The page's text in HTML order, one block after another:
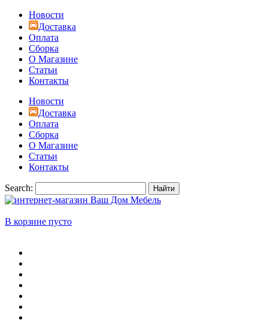
Новости
Доставка
Оплата
Сборка
О Магазине
Статьи
Контакты
Новости
Доставка
Оплата
Сборка
О Магазине
Статьи
Контакты
Search: Найти
В корзине пусто